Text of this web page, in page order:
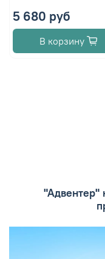
5 680 руб
В корзину
"Адвентер"